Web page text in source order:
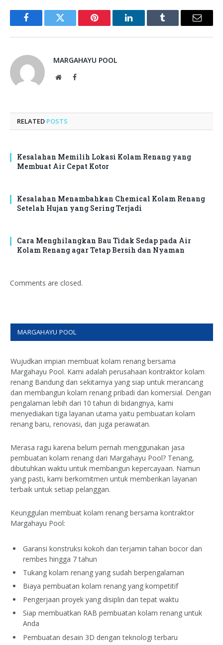
FacebookTwitter Pinterest LinkedInTumblr Email
MARGAHAYU POOL
WebsiteFacebook
RELATED POSTS
Kesalahan Memilih Lokasi Kolam Renang yang
Membuat Air Cepat Kotor
Kesalahan Menambahkan Chemical Kolam Renang
Setelah Hujan yang Sering Terjadi
Cara Menghilangkan Bau Tidak Sedap pada Air
Kolam Renang agar Tetap Bersih dan Nyaman
Comments are closed.
MARGAHAYU POOL
Wujudkan impian membuat kolam renang bersama
Margahayu Pool. Kami adalah perusahaan kontraktor kolam
renang Bandung dan sekitarnya yang siap untuk merancang
dan membangun kolam renang pribadi dan komersial. Dengan
pengalaman lebih dari 10 tahun di bidangnya, kami
menyediakan tiga layanan utama yaitu pembuatan kolam
renang baru, renovasi, dan juga perawatan.
Merasa ragu karena belum pernah menggunakan jasa
pembuatan kolam renang dari Margahayu Pool? Tenang,
dibutuhkan waktu untuk membangun kepercayaan. Namun
yang pasti, kami berkomitmen untuk memberikan layanan
terbaik untuk setiap pelanggan.
Keunggulan membuat kolam renang bersama kontraktor
Margahayu Pool:
Garansi konstruksi kokoh dan terjamin tahan bocor dan
rembes hingga 7 tahun
Tukang kolam renang yang sudah berpengalaman
Biaya pembuatan kolam renang yang kompetitif
Pengerjaan proyek yang disiplin dan tepat waktu
Siap membuatkan RAB pembuatan kolam renang untuk
Anda
Pembuatan desain 3D dengan teknologi terbaru